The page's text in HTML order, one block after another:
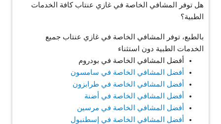
هل توفر المشافي الخاصة في غازي عنتاب كافة الخدمات
الطبية؟
بالطبع، توفر المشافي الخاصة في غازي عنتاب جميع
الخدمات الطبية دون استثناء
أفضل المشافي الخاصة في بودروم
أفضل المشافي الخاصة في سامسون
أفضل المشافي الخاصة في طرابزون
أفضل المشافي الخاصة في أضنة
أفضل المشافي الخاصة في مرسين
أفضل المشافي الخاصة في إسطنبول